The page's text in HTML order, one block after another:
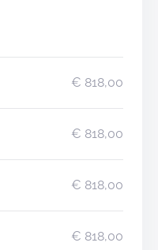
€ 818,00
€ 818,00
€ 818,00
€ 818,00